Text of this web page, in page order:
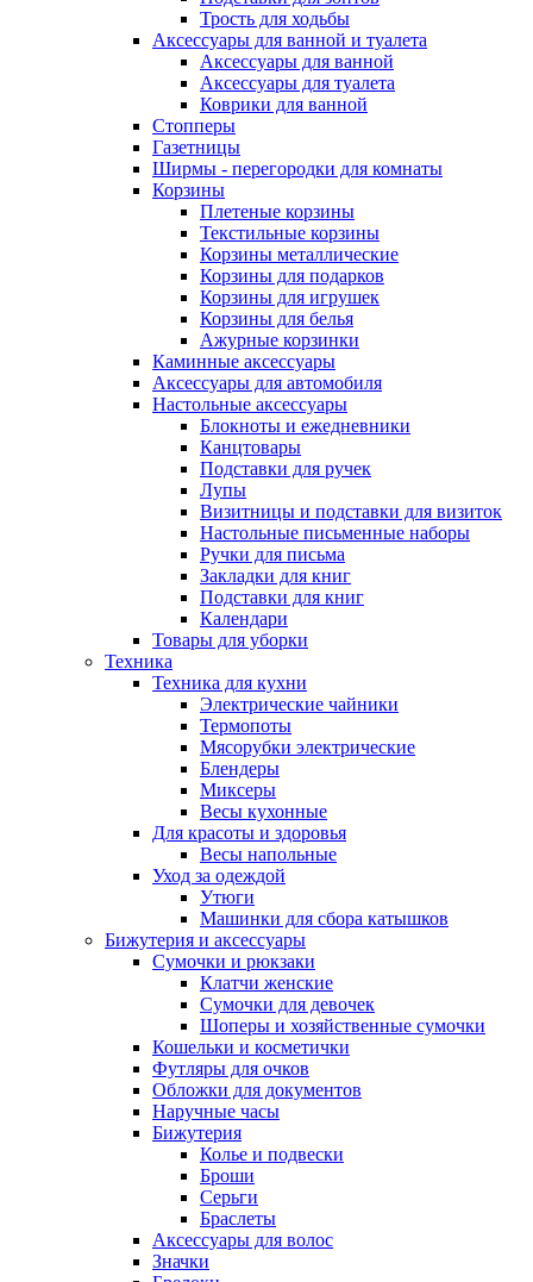
Трость для ходьбы
Аксессуары для ванной и туалета
Аксессуары для ванной
Аксессуары для туалета
Коврики для ванной
Стопперы
Газетницы
Ширмы - перегородки для комнаты
Корзины
Плетеные корзины
Текстильные корзины
Корзины металлические
Корзины для подарков
Корзины для игрушек
Корзины для белья
Ажурные корзинки
Каминные аксессуары
Аксессуары для автомобиля
Настольные аксессуары
Блокноты и ежедневники
Канцтовары
Подставки для ручек
Лупы
Визитницы и подставки для визиток
Настольные письменные наборы
Ручки для письма
Закладки для книг
Подставки для книг
Календари
Товары для уборки
Техника
Техника для кухни
Электрические чайники
Термопоты
Мясорубки электрические
Блендеры
Миксеры
Весы кухонные
Для красоты и здоровья
Весы напольные
Уход за одеждой
Утюги
Машинки для сбора катышков
Бижутерия и аксессуары
Сумочки и рюкзаки
Клатчи женские
Сумочки для девочек
Шоперы и хозяйственные сумочки
Кошельки и косметички
Футляры для очков
Обложки для документов
Наручные часы
Бижутерия
Колье и подвески
Броши
Серьги
Браслеты
Аксессуары для волос
Значки